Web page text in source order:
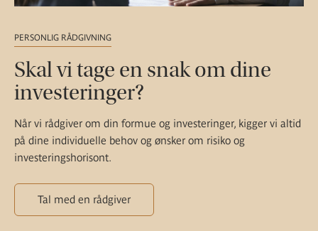
PERSONLIG RÅDGIVNING
Skal vi tage en snak om dine
investeringer?
Når vi rådgiver om din formue og investeringer, kigger vi altid
på dine individuelle behov og ønsker om risiko og
investeringshorisont.
Tal med en rådgiver